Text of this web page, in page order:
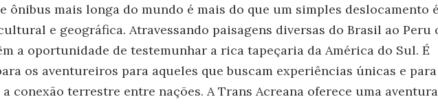
ônibus mais longa do mundo é mais do que um simples deslocamento é
e geográfica. Atravessando paisagens diversas do Brasil ao Peru
a oportunidade de testemunhar a rica tapeçaria da América do Sul. É
os aventureiros para aqueles que buscam experiências únicas e para
conexão terrestre entre nações. A Trans Acreana oferece uma aventura